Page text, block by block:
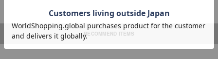
RECOMMEND ITEMS